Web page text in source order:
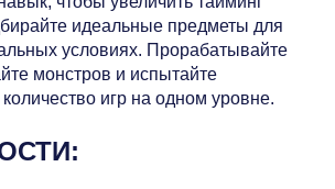
идеальные предметы для
условиях. Прорабатывайте
монстров и испытайте
игр на одном уровне.